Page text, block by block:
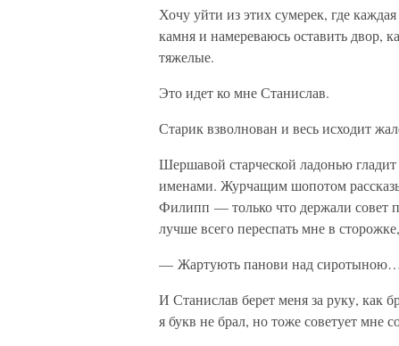
Хочу уйти из этих сумерек, где
камня и намереваюсь оставить двор,
тяжелые.
Это идет ко мне Станислав.
Старик взволнован и весь исходит
Шершавой старческой ладонью
именами. Журчащим шопотом
Филипп — только что держали совет
лучше всего переспать мне в
— Жартують панови над
И Станислав берет меня за руку, как
я букв не брал, но тоже советует мне